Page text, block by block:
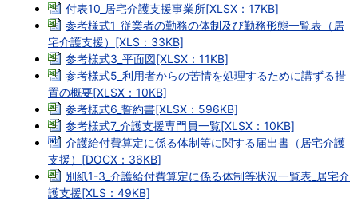
付表10_居宅介護支援事業所[XLSX：17KB]
参考様式1_従業者の勤務の体制及び勤務形態一覧表（居
宅介護支援）[XLS：33KB]
参考様式3_平面図[XLSX：11KB]
参考様式5_利用者からの苦情を処理するために講ずる措
置の概要[XLSX：10KB]
参考様式6_誓約書[XLSX：596KB]
参考様式7_介護支援専門員一覧[XLSX：10KB]
介護給付費算定に係る体制等に関する届出書（居宅介護
支援）[DOCX：36KB]
別紙1-3_介護給付費算定に係る体制等状況一覧表_居宅介
護支援[XLS：49KB]